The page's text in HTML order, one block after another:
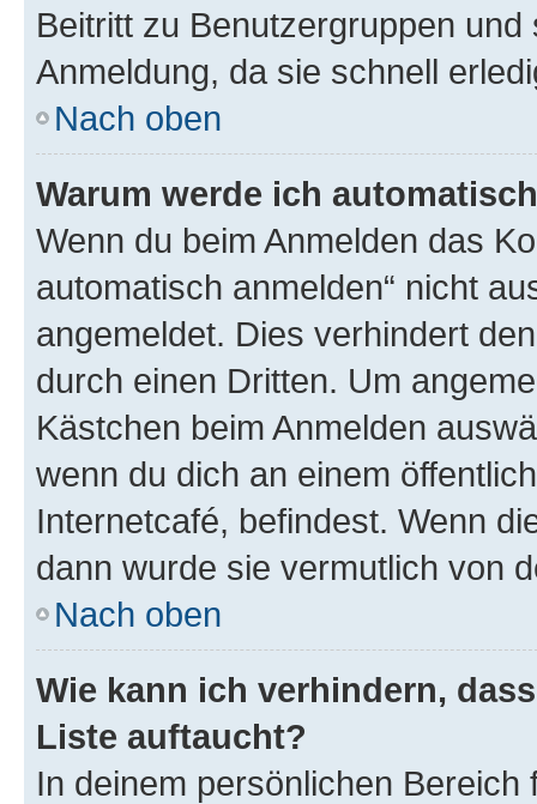
Beitritt zu Benutzergruppen
Anmeldung, da sie schnell
Nach oben
Warum werde ich
Wenn du beim Anmelden das
automatisch anmelden“ nicht
angemeldet. Dies verhindert
durch einen Dritten. Um
Kästchen beim Anmelden
wenn du dich an einem
Internetcafé, befindest. Wenn
dann wurde sie vermutlich von
Nach oben
Wie kann ich verhindern,
Liste auftaucht?
In deinem persönlichen